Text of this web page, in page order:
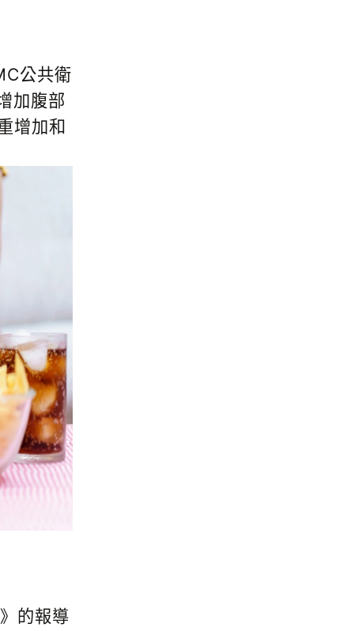
公共衛
加腹部
增加和
的報導